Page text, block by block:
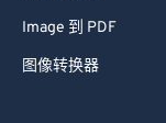
Image 到 PDF
图像转换器